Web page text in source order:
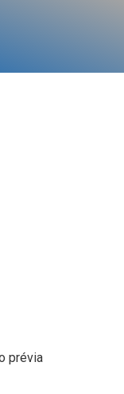
prévia